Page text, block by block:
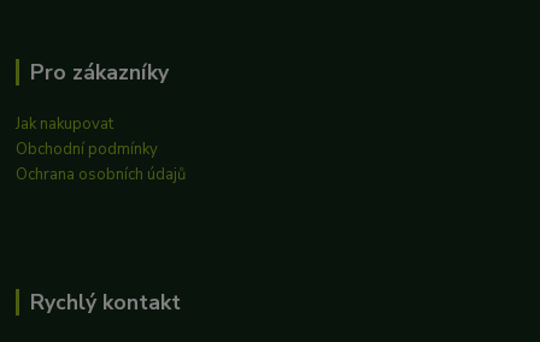
Pro zákazníky
Jak nakupovat
Obchodní podmínky
Ochrana osobních údajů
Rychlý kontakt